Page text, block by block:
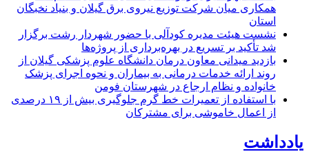
همكاری میان شركت توزیع نیروی برق گیلان و بنیاد نخبگان
استان
نشست هیئت مدیره کودآلی با حضور شهردار رشت برگزار
شد تأکید بر تسریع در بهره‌برداری از پروژه‌ها
بازدید میدانی معاون درمان دانشگاه علوم پزشکی گیلان از
روند ارائه خدمات درمانی به بیماران و نحوه اجرای پزشک
خانواده و نظام ارجاع در شهرستان فومن
با استفاده از تعمیرات خط گرم جلوگیری بیش از ۱۹ درصدی
از اعمال خاموشی برای مشتركان
یادداشت